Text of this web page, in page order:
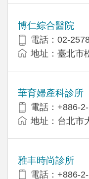
博仁綜合醫院
電話：02-
地址：臺北市
華育婦產科診所
電話：+886-
地址：台北市
雅丰時尚診所
電話：+886-